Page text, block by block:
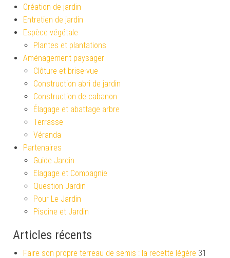
Création de jardin
Entretien de jardin
Espèce végétale
Plantes et plantations
Aménagement paysager
Clôture et brise-vue
Construction abri de jardin
Construction de cabanon
Élagage et abattage arbre
Terrasse
Véranda
Partenaires
Guide Jardin
Elagage et Compagnie
Question Jardin
Pour Le Jardin
Piscine et Jardin
Articles récents
Faire son propre terreau de semis : la recette légère 31